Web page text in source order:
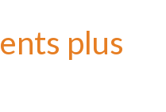
plus